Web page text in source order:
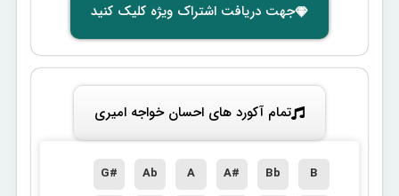
جهت دریافت اشتراک ویژه کلیک کنید
تمام آکورد های احسان خواجه امیری
B
Bb
A#
A
Ab
G#